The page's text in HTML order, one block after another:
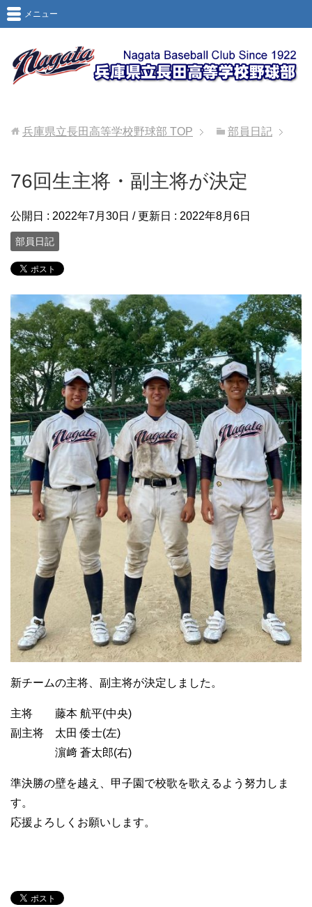
メニュー
兵庫県立長田高等学校野球部 TOP 部員日記
76回生主将・副主将が決定
公開日 : 2022年7月30日 / 更新日 : 2022年8月6日
部員日記
新チームの主将、副主将が決定しました。
主将 藤本 航平(中央)
副主将 太田 倭士(左)
濵﨑 蒼太郎(右)
準決勝の壁を越え、甲子園で校歌を歌えるよう努力しま
す。
応援よろしくお願いします。